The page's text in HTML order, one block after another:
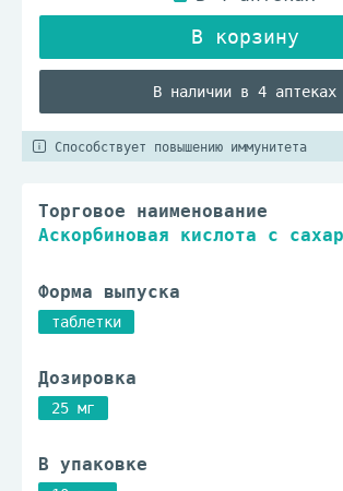
В наличии в 4 аптеках
Способствует повышению иммунитета
Торговое наименование
Аскорбиновая кислота с
Форма выпуска
таблетки
Дозировка
25 мг
В упаковке